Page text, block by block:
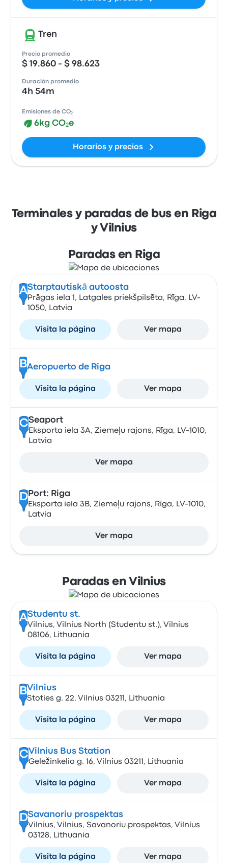
Tren
Precio promedio
$ 19.860 - $ 98.623
Duración promedio
4h 54m
Emisiones de CO₂
6kg CO₂e
Horarios y precios
Terminales y paradas de bus en Riga
y Vilnius
Paradas en Riga
AStarptautiskā autoosta
Prāgas iela 1, Latgales priekšpilsēta, Rīga, LV-
1050, Latvia
Visita la página Ver mapa
BAeropuerto de Riga
Visita la página Ver mapa
CSeaport
Eksporta iela 3A, Ziemeļu rajons, Rīga, LV-1010,
Latvia
Ver mapa
DPort: Riga
Eksporta iela 3B, Ziemeļu rajons, Rīga, LV-1010,
Latvia
Ver mapa
Paradas en Vilnius
AStudentu st.
Vilnius, Vilnius North (Studentu st.), Vilnius
08106, Lithuania
Visita la página Ver mapa
BVilnius
Stoties g. 22, Vilnius 03211, Lithuania
Visita la página Ver mapa
CVilnius Bus Station
Geležinkelio g. 16, Vilnius 03211, Lithuania
Visita la página Ver mapa
DSavanoriu prospektas
Vilnius, Vilnius, Savanoriu prospektas, Vilnius
03128, Lithuania
Visita la página Ver mapa